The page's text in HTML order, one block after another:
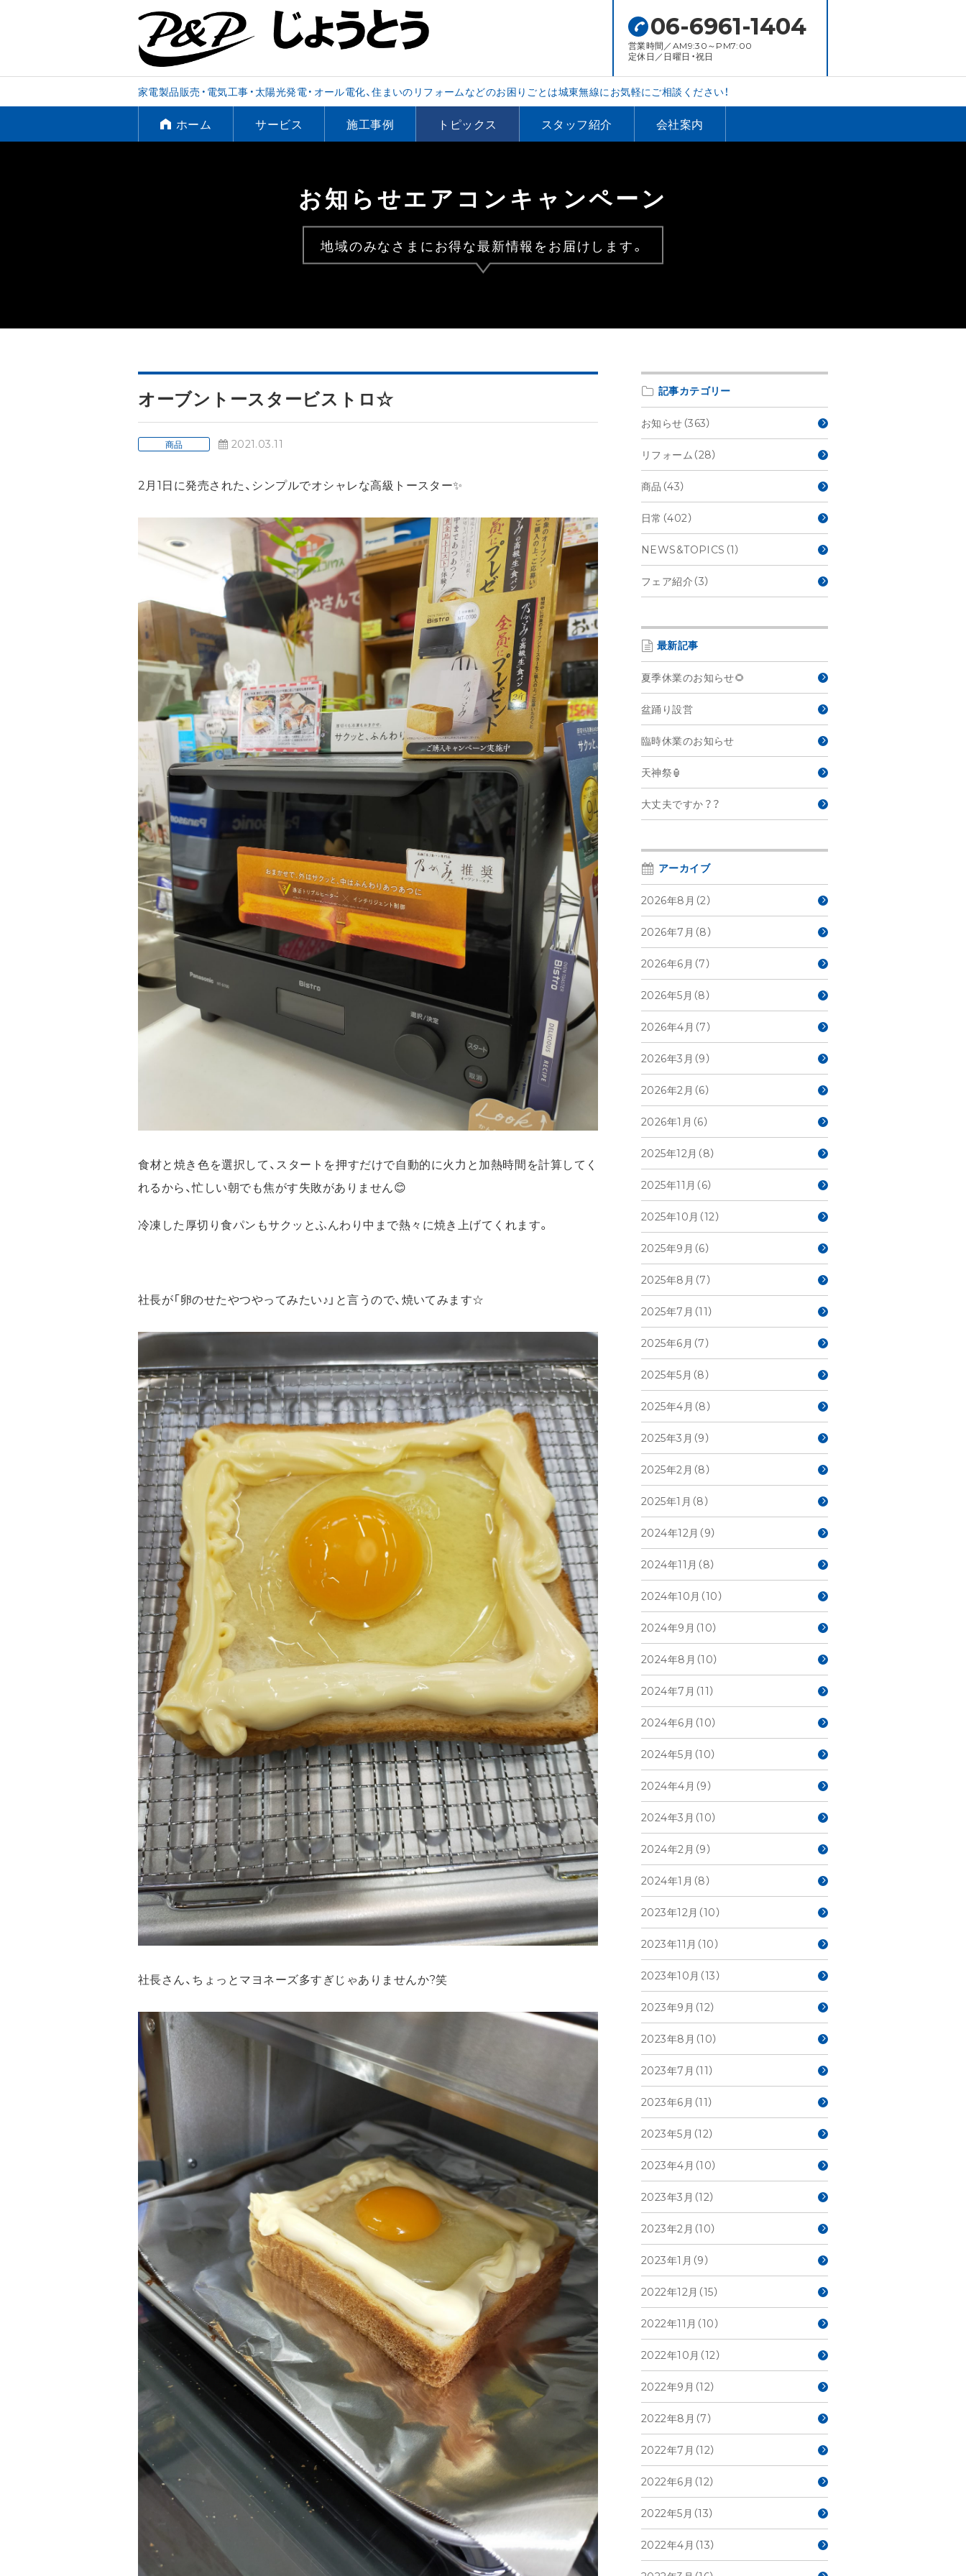
06-6961-1404
営業時間／AM9:30～PM7:00
定休日／日曜日・祝日
家電製品販売・電気工事・太陽光発電・オール電化、住まいのリフォームなどのお困りごとは城東無線にお気軽にご相談ください！
ホーム サービス 施工事例 トピックス スタッフ紹介 会社案内
お知らせエアコンキャンペーン
地域のみなさまにお得な最新情報をお届けします。
オーブントースタービストロ☆
商品 2021.03.11
2月1日に発売された、シンプルでオシャレな高級トースター✨
食材と焼き色を選択して、スタートを押すだけで自動的に火力と加熱時間を計算してく
れるから、忙しい朝でも焦がす失敗がありません😊
冷凍した厚切り食パンもサクッとふんわり中まで熱々に焼き上げてくれます。
社長が「卵のせたやつやってみたい♪」と言うので、焼いてみます☆
社長さん、ちょっとマヨネーズ多すぎじゃありませんか?笑
記事カテゴリー
お知らせ（363）
リフォーム（28）
商品（43）
日常（402）
NEWS&TOPICS（1）
フェア紹介（3）
最新記事
夏季休業のお知らせ🌻
盆踊り設営
臨時休業のお知らせ
天神祭🏮
大丈夫ですか？？
アーカイブ
2026年8月（2）
2026年7月（8）
2026年6月（7）
2026年5月（8）
2026年4月（7）
2026年3月（9）
2026年2月（6）
2026年1月（6）
2025年12月（8）
2025年11月（6）
2025年10月（12）
2025年9月（6）
2025年8月（7）
2025年7月（11）
2025年6月（7）
2025年5月（8）
2025年4月（8）
2025年3月（9）
2025年2月（8）
2025年1月（8）
2024年12月（9）
2024年11月（8）
2024年10月（10）
2024年9月（10）
2024年8月（10）
2024年7月（11）
2024年6月（10）
2024年5月（10）
2024年4月（9）
2024年3月（10）
2024年2月（9）
2024年1月（8）
2023年12月（10）
2023年11月（10）
2023年10月（13）
2023年9月（12）
2023年8月（10）
2023年7月（11）
2023年6月（11）
2023年5月（12）
2023年4月（10）
2023年3月（12）
2023年2月（10）
2023年1月（9）
2022年12月（15）
2022年11月（10）
2022年10月（12）
2022年9月（12）
2022年8月（7）
2022年7月（12）
2022年6月（12）
2022年5月（13）
2022年4月（13）